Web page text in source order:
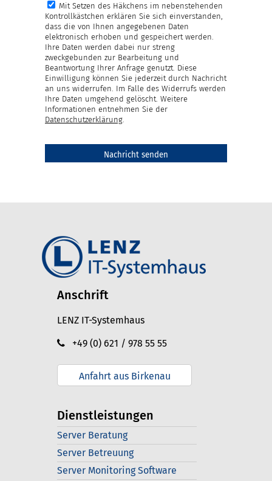
Mit Setzen des Häkchens im nebenstehenden
Kontrollkästchen erklären Sie sich einverstanden,
dass die von Ihnen angegebenen Daten
elektronisch erhoben und gespeichert werden.
Ihre Daten werden dabei nur streng
zweckgebunden zur Bearbeitung und
Beantwortung Ihrer Anfrage genutzt. Diese
Einwilligung können Sie jederzeit durch Nachricht
an uns widerrufen. Im Falle des Widerrufs werden
Ihre Daten umgehend gelöscht. Weitere
Informationen entnehmen Sie der
Datenschutzerklärung
Anschrift
LENZ IT-Systemhaus
+49 (0) 621 / 978 55 55
Anfahrt aus Birkenau
Dienstleistungen
Server Beratung
Server Betreuung
Server Monitoring Software